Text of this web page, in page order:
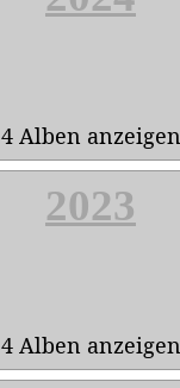
4 Alben anzeigen
2023
4 Alben anzeigen